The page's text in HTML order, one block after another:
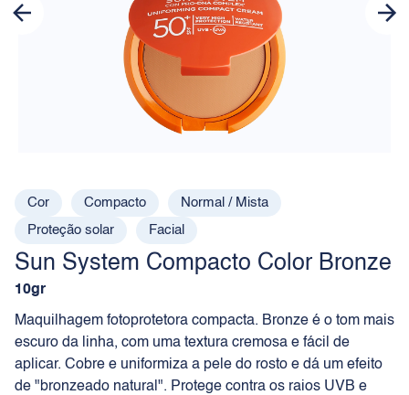
Cor Compacto
Normal / Mista
Proteção solar
Facial
Sun System Compacto Color Bronze
10gr
Maquilhagem fotoprotetora compacta. Bronze é o tom mais
escuro da linha, com uma textura cremosa e fácil de
aplicar. Cobre e uniformiza a pele do rosto e dá um efeito
de "bronzeado natural". Protege contra os raios UVB e